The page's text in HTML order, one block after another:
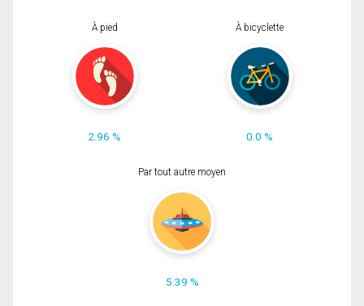
À pied
2.96 %
À bicyclette
0.0 %
Par tout autre moyen
5.39 %